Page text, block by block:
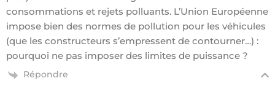
consommations et rejets polluants. L’Union Européenne
impose bien des normes de pollution pour les véhicules
(que les constructeurs s’empressent de contourner…) :
pourquoi ne pas imposer des limites de puissance ?
Répondre